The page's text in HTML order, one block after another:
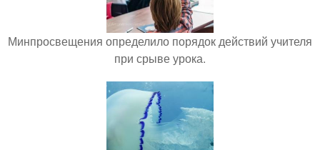
Минпросвещения определило порядок действий учителя
при срыве урока.